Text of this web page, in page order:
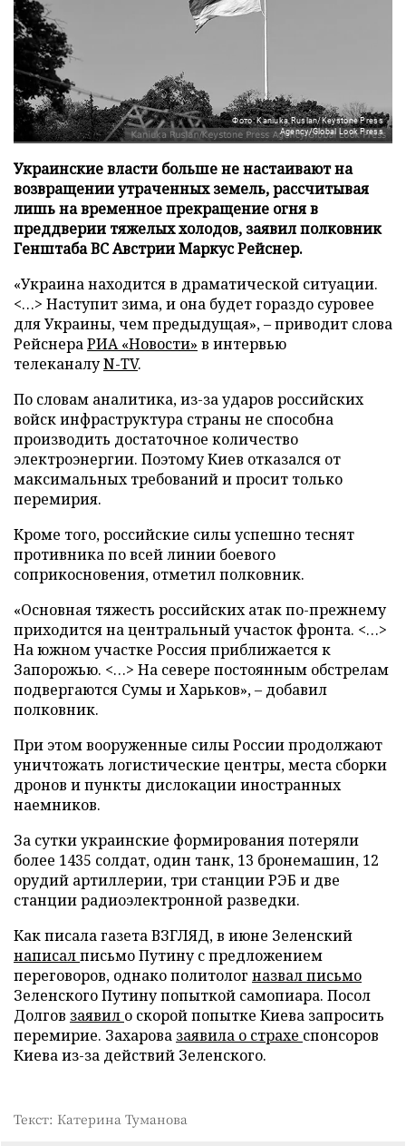
Фото: Kaniuka Ruslan/Keystone Press
Agency/Global Look Press
Украинские власти больше не настаивают на
возвращении утраченных земель, рассчитывая
лишь на временное прекращение огня в
преддверии тяжелых холодов, заявил полковник
Генштаба ВС Австрии Маркус Рейснер.
«Украина находится в драматической ситуации.
<…> Наступит зима, и она будет гораздо суровее
для Украины, чем предыдущая», – приводит слова
РейснераРИА «Новости» в интервью
телеканалуN-TV.
По словам аналитика, из-за ударов российских
войск инфраструктура страны не способна
производить достаточное количество
электроэнергии. Поэтому Киев отказался от
максимальных требований и просит только
перемирия.
Кроме того, российские силы успешно теснят
противника по всей линии боевого
соприкосновения, отметил полковник.
«Основная тяжесть российских атак по-прежнему
приходится на центральный участок фронта. <…>
На южном участке Россия приближается к
Запорожью. <…> На севере постоянным обстрелам
подвергаются Сумы и Харьков», – добавил
полковник.
При этом вооруженные силы России продолжают
уничтожать логистические центры, места сборки
дронов и пункты дислокации иностранных
наемников.
За сутки украинские формирования потеряли
более 1435 солдат, один танк, 13 бронемашин, 12
орудий артиллерии, три станции РЭБ и две
станции радиоэлектронной разведки.
Как писала газета ВЗГЛЯД, в июне Зеленский
написалписьмо Путину с предложением
переговоров, однако политолог назвал письмо
Зеленского Путину попыткой самопиара. Посол
Долгов заявил о скорой попытке Киева запросить
перемирие. Захарова заявила о страхе спонсоров
Киева из-за действий Зеленского.
Текст: Катерина Туманова